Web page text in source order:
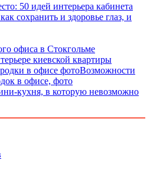
50 идей интерьера кабинета
сохранить и здоровье глаз, и
офиса в Стокгольме
киевской квартиры
Возможности
в офисе, фото
кухня, в которую невозможно